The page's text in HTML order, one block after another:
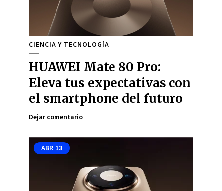
CIENCIA Y TECNOLOGÍA
HUAWEI Mate 80 Pro:
Eleva tus expectativas con
el smartphone del futuro
Dejar comentario
ABR 13